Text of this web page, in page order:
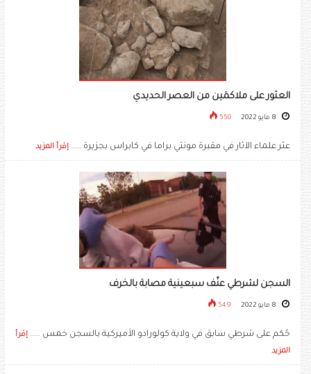
العثور على ملاكمَين من العصر الحديدي
550
عثر علماء الآثار في مقبرة مونتي براما في كابراس بجزيرة ..... إقرأ المزيد
السجن لشرطي عنّف سبعينية مصابة بالخرف
549
حُكم على شرطي سابق في ولاية كولورادو الأميركية بالسجن خمس ..... إقرأ
المزيد